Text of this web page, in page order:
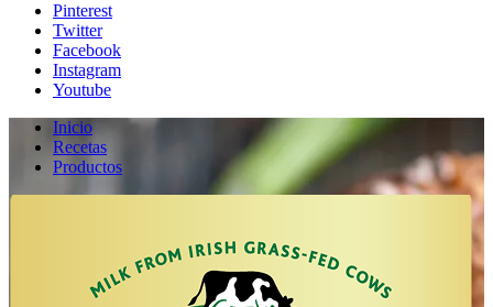
Pinterest
Twitter
Facebook
Instagram
Youtube
Inicio
Recetas
Productos